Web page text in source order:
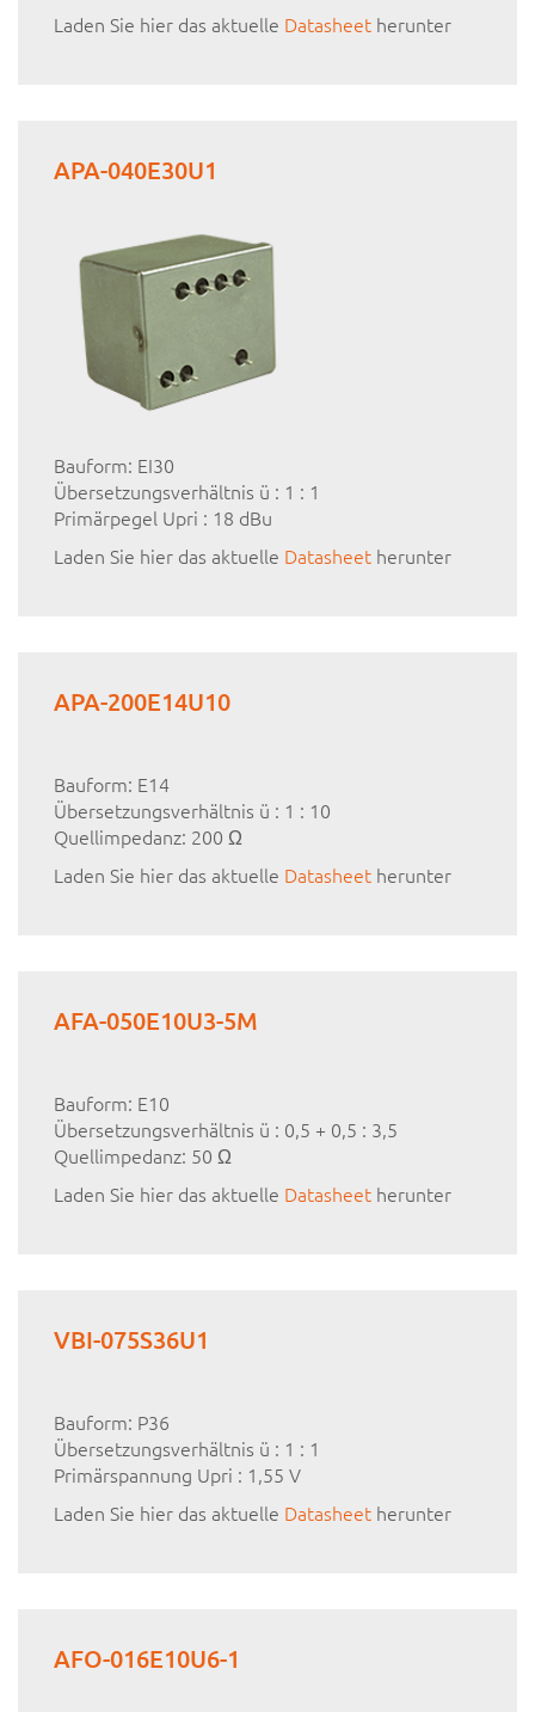
Laden Sie hier das aktuelle Datasheet herunter
APA-040E30U1
Bauform: EI30
Übersetzungsverhältnis ü : 1 : 1
Primärpegel Upri : 18 dBu
Laden Sie hier das aktuelle Datasheet herunter
APA-200E14U10
Bauform: E14
Übersetzungsverhältnis ü : 1 : 10
Quellimpedanz: 200 Ω
Laden Sie hier das aktuelle Datasheet herunter
AFA-050E10U3-5M
Bauform: E10
Übersetzungsverhältnis ü : 0,5 + 0,5 : 3,5
Quellimpedanz: 50 Ω
Laden Sie hier das aktuelle Datasheet herunter
VBI-075S36U1
Bauform: P36
Übersetzungsverhältnis ü : 1 : 1
Primärspannung Upri : 1,55 V
Laden Sie hier das aktuelle Datasheet herunter
AFO-016E10U6-1